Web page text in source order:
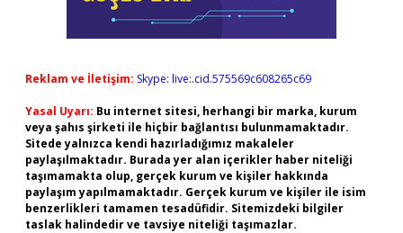
Reklam ve İletişim: Skype: live:.cid.575569c608265c69
Yasal Uyarı: Bu internet sitesi, herhangi bir marka, kurum
veya şahıs şirketi ile hiçbir bağlantısı bulunmamaktadır.
Sitede yalnızca kendi hazırladığımız makaleler
paylaşılmaktadır. Burada yer alan içerikler haber niteliği
taşımamakta olup, gerçek kurum ve kişiler hakkında
paylaşım yapılmamaktadır. Gerçek kurum ve kişiler ile isim
benzerlikleri tamamen tesadüfidir. Sitemizdeki bilgiler
taslak halindedir ve tavsiye niteliği taşımazlar.